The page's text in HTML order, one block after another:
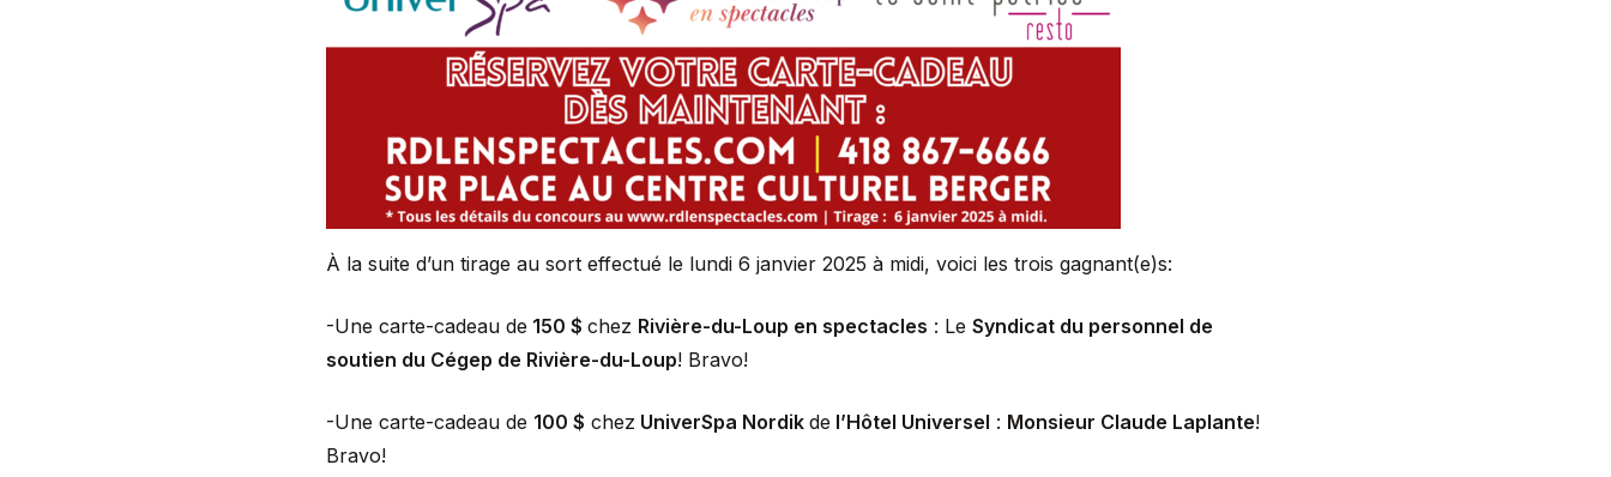
À la suite d’un tirage au sort effectué le lundi 6 janvier 2025 à midi, voici les trois gagnant(e)s:
-Une carte-cadeau de 150 $ chez Rivière-du-Loup en spectacles : Le Syndicat du personnel de
soutien du Cégep de Rivière-du-Loup! Bravo!
-Une carte-cadeau de 100 $ chez UniverSpa Nordik de l’Hôtel Universel : Monsieur Claude Laplante!
Bravo!